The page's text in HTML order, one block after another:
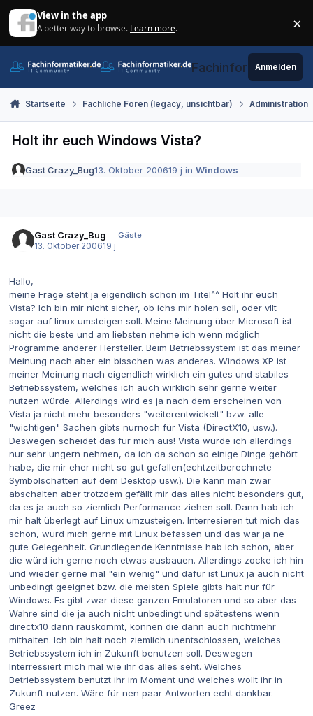
View in the app
A better way to browse. Learn more. ×
Fachinformatiker.de
Anmelden
Startseite Fachliche Foren (legacy, unsichtbar) Administration
Holt ihr euch Windows Vista?
Gast Crazy_Bug13. Oktober 200619 j inWindows
Gast Crazy_Bug
Gäste
13. Oktober 200619 j
Hallo,
meine Frage steht ja eigendlich schon im Titel^^ Holt ihr euch
Vista? Ich bin mir nicht sicher, ob ichs mir holen soll, oder vllt
sogar auf linux umsteigen soll. Meine Meinung über Microsoft ist
nicht die beste und am liebsten nehme ich wenn möglich
Programme anderer Hersteller. Beim Betriebssystem ist das meiner
Meinung nach aber ein bisschen was anderes. Windows XP ist
meiner Meinung nach eigendlich wirklich ein gutes und stabiles
Betriebssystem, welches ich auch wirklich sehr gerne weiter
nutzen würde. Allerdings wird es ja nach dem erscheinen von
Vista ja nicht mehr besonders "weiterentwickelt" bzw. alle
"wichtigen" Sachen gibts nurnoch für Vista (DirectX10, usw.).
Deswegen scheidet das für mich aus! Vista würde ich allerdings
nur sehr ungern nehmen, da ich da schon so einige Dinge gehört
habe, die mir eher nicht so gut gefallen(echtzeitberechnete
Symbolschatten auf dem Desktop usw.). Die kann man zwar
abschalten aber trotzdem gefällt mir das alles nicht besonders gut,
da es ja auch so ziemlich Performance ziehen soll. Dann hab ich
mir halt überlegt auf Linux umzusteigen. Interresieren tut mich das
schon, würd mich gerne mit Linux befassen und das wär ja ne
gute Gelegenheit. Grundlegende Kenntnisse hab ich schon, aber
die würd ich gerne noch etwas ausbauen. Allerdings zocke ich hin
und wieder gerne mal "ein wenig" und dafür ist Linux ja auch nicht
unbedingt geeignet bzw. die meisten Spiele gibts halt nur für
Windows. Es gibt zwar diese ganzen Emulatoren und so aber das
Wahre sind die ja auch nicht unbedingt und spätestens wenn
directx10 dann rauskommt, können die dann auch nichtmehr
mithalten. Ich bin halt noch ziemlich unentschlossen, welches
Betriebssystem ich in Zukunft benutzen soll. Deswegen
Interressiert mich mal wie ihr das alles seht. Welches
Betriebssystem benutzt ihr im Moment und welches wollt ihr in
Zukunft nutzen. Wäre für nen paar Antworten echt dankbar.
Greez